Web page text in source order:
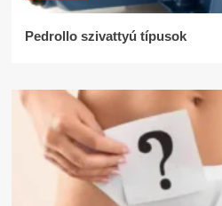
Pedrollo szivattyú típusok